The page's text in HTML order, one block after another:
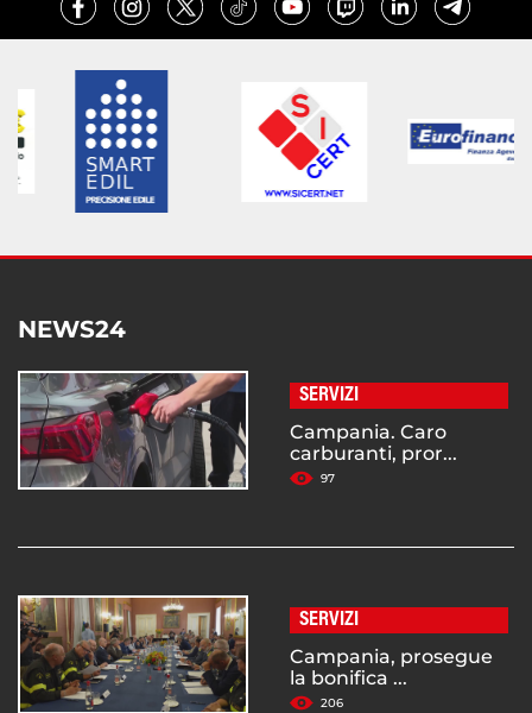
NEWS24
SERVIZI
Campania. Caro
carburanti, pror...
97
SERVIZI
Campania, prosegue
la bonifica ...
206